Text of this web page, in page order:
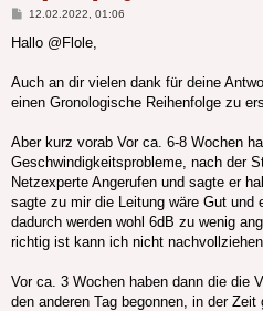
Beitrag
12.02.2022, 01:06
Hallo @Flole,
Auch an dir vielen dank für deine
einen Gronologische Reihenfolge zu
Aber kurz vorab Vor ca. 6-8 Wochen
Geschwindigkeitsprobleme, nach der
Netzexperte Angerufen und sagte er
sagte zu mir die Leitung wäre Gut und
dadurch werden wohl 6dB zu wenig
richtig ist kann ich nicht nachvollziehen.
Vor ca. 3 Wochen haben dann die die
den anderen Tag begonnen, in der